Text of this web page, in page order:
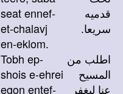
seat ennef-
et-chalavj
en-eklom.
قدميه
سريعا.
Tobh ep-
shois e-ehrei
egon entef-
اطلب من
المسيح
عنا ليغفر